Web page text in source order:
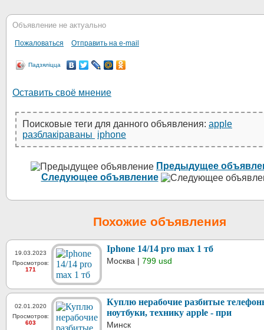
Объявление не актуально
Пожаловаться Отправить на e-mail
Падзяліцца
Оставить своё мнение
Поисковые теги для данного объявления: apple
разблакіраваны iphone
Предыдущее
Следующее объявление
Похожие объявления
19.03.2023
Просмотров:
171
Iphone 14/14 pro max 1 тб
Москва | 799 usd
02.01.2020
Просмотров:
603
Куплю нерабочие разбитые
ноутбуки, технику apple - при
Минск